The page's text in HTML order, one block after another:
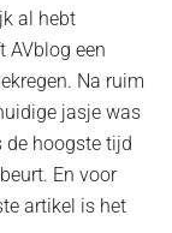
al hebt
AVblog een
Na ruim
jasje was
de hoogste tijd
En voor
artikel is het